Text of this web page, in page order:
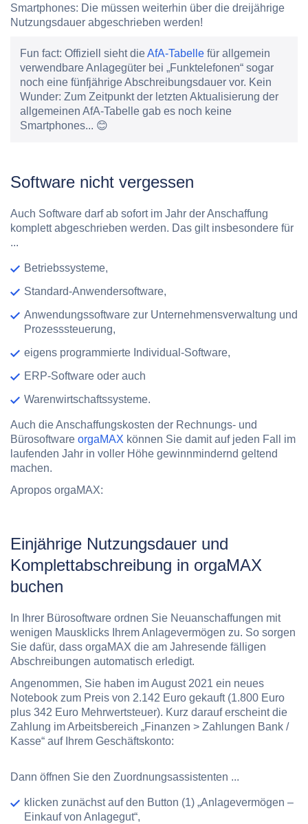
Smartphones: Die müssen weiterhin über die dreijährige
Nutzungsdauer abgeschrieben werden!
Fun fact: Offiziell sieht dieAfA-Tabelle für allgemein
verwendbare Anlagegüter bei „Funktelefonen“ sogar
noch eine fünfjährige Abschreibungsdauer vor. Kein
Wunder: Zum Zeitpunkt der letzten Aktualisierung der
allgemeinen AfA-Tabelle gab es noch keine
Smartphones... 😊
Software nicht vergessen
Auch Software darf ab sofort im Jahr der Anschaffung
komplett abgeschrieben werden. Das gilt insbesondere für
...
Betriebssysteme,
Standard-Anwendersoftware,
Anwendungssoftware zur Unternehmensverwaltung und
Prozesssteuerung,
eigens programmierte Individual-Software,
ERP-Software oder auch
Warenwirtschaftssysteme.
Auch die Anschaffungskosten der Rechnungs- und
Bürosoftware orgaMAX können Sie damit auf jeden Fall im
laufenden Jahr in voller Höhe gewinnmindernd geltend
machen.
Apropos orgaMAX:
Einjährige Nutzungsdauer und
Komplettabschreibung in orgaMAX
buchen
In Ihrer Bürosoftware ordnen Sie Neuanschaffungen mit
wenigen Mausklicks Ihrem Anlagevermögen zu. So sorgen
Sie dafür, dass orgaMAX die am Jahresende fälligen
Abschreibungen automatisch erledigt.
Angenommen, Sie haben im August 2021 ein neues
Notebook zum Preis von 2.142 Euro gekauft (1.800 Euro
plus 342 Euro Mehrwertsteuer). Kurz darauf erscheint die
Zahlung im Arbeitsbereich „Finanzen > Zahlungen Bank /
Kasse“ auf Ihrem Geschäftskonto:
Dann öffnen Sie den Zuordnungsassistenten ...
klicken zunächst auf den Button (1) „Anlagevermögen –
Einkauf von Anlagegut“,